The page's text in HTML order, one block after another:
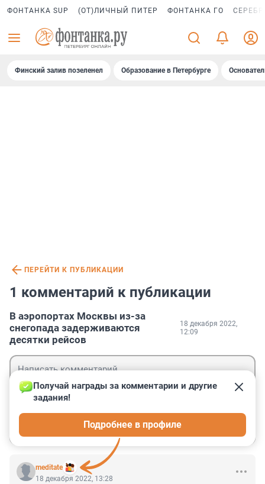
ФОНТАНКА SUP (ОТ)ЛИЧНЫЙ ПИТЕР ФОНТАНКА ГО
Финский залив позеленел Образование в Петербурге
ПЕРЕЙТИ К ПУБЛИКАЦИИ
1 комментарий к публикации
В аэропортах Москвы из-за
снегопада задерживаются
десятки рейсов
18 декабря 2022,
12:09
meditate
Получай награды за комментарии и другие
задания!
Подробнее в профиле
18 декабря 2022, 13:28